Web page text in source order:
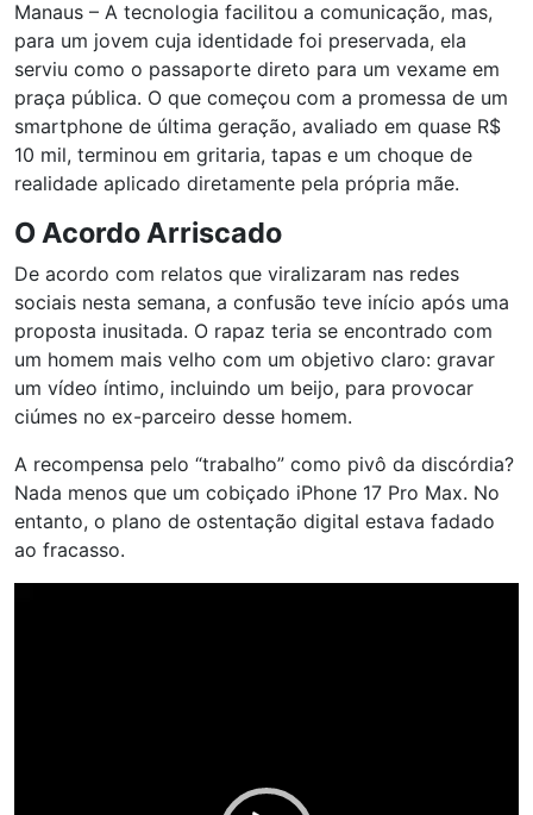
Manaus – A tecnologia facilitou a comunicação, mas,
para um jovem cuja identidade foi preservada, ela
serviu como o passaporte direto para um vexame em
praça pública. O que começou com a promessa de um
smartphone de última geração, avaliado em quase R$
10 mil, terminou em gritaria, tapas e um choque de
realidade aplicado diretamente pela própria mãe.
O Acordo Arriscado
De acordo com relatos que viralizaram nas redes
sociais nesta semana, a confusão teve início após uma
proposta inusitada. O rapaz teria se encontrado com
um homem mais velho com um objetivo claro: gravar
um vídeo íntimo, incluindo um beijo, para provocar
ciúmes no ex-parceiro desse homem.
A recompensa pelo “trabalho” como pivô da discórdia?
Nada menos que um cobiçado iPhone 17 Pro Max. No
entanto, o plano de ostentação digital estava fadado
ao fracasso.